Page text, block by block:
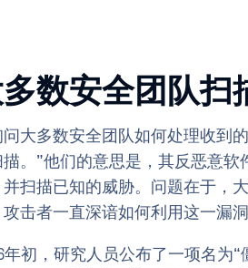
数安全团队扫
大多数安全团队如何处理收到
。”他们的意思是，其反恶意软
扫描已知的威胁。问题在于，
击者一直深谙如何利用这一漏洞
年初，研究人员公布了一项名为“